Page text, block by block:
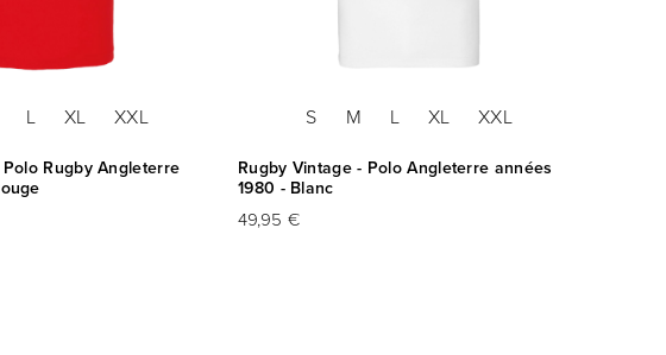
L XL XXL
Rugby Angleterre
S M L XL XXL
Rugby Vintage - Polo Angleterre années
1980 - Blanc
49,95 €